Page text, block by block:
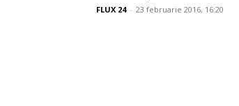
FLUX 24 - 23 februarie 2016, 16:20